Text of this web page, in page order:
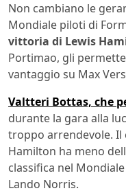
Non cambiano le
Mondiale piloti di
vittoria di Lewis
Portimao, gli
vantaggio su Max
Valtteri Bottas, che
durante la gara alla
troppo arrendevole. Il
Hamilton ha meno
classifica nel
Lando Norris.